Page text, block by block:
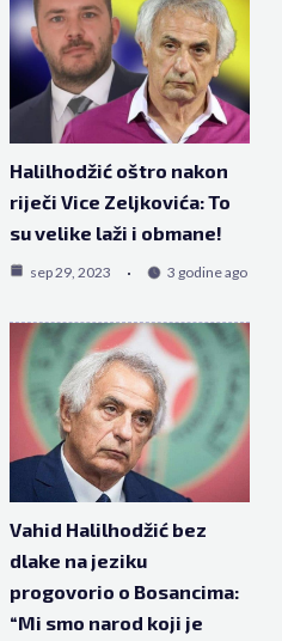
Halilhodžić oštro nakon
riječi Vice Zeljkovića: To
su velike laži i obmane!
sep 29, 2023 3 godine ago
Vahid Halilhodžić bez
dlake na jeziku
progovorio o Bosancima:
“Mi smo narod koji je